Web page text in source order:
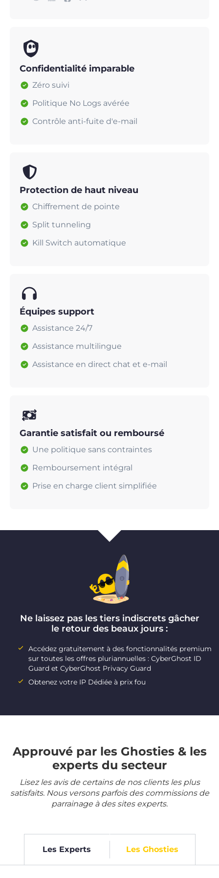
Confidentialité imparable
Zéro suivi
Politique No Logs avérée
Contrôle anti-fuite d'e-mail
Protection de haut niveau
Chiffrement de pointe
Split tunneling
Kill Switch automatique
Équipes support
Assistance 24/7
Assistance multilingue
Assistance en direct chat et e-mail
Garantie satisfait ou remboursé
Une politique sans contraintes
Remboursement intégral
Prise en charge client simplifiée
Ne laissez pas les tiers indiscrets gâcher
le retour des beaux jours :
Accédez gratuitement à des fonctionnalités premium
sur toutes les offres pluriannuelles : CyberGhost ID
Guard et CyberGhost Privacy Guard
Obtenez votre IP Dédiée à prix fou
Approuvé par les Ghosties & les
experts du secteur
Lisez les avis de certains de nos clients les plus
satisfaits. Nous versons parfois des commissions de
parrainage à des sites experts.
Les Experts Les Ghosties